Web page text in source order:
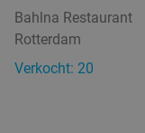
3-gangendiner
Vandaag
Bahlna Restaurant
Rotterdam
Verkocht: 20